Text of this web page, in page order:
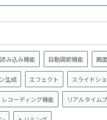
読み込み機能 自動調節機能 画
生成 エフェクト スライドシ
レコーディング機能 リアルタイム